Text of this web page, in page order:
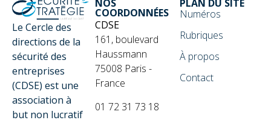
Le Cercle des
directions de la
sécurité des
entreprises
(CDSE) est une
association à
but non lucratif
NOS
COORDONNÉES
CDSE
161, boulevard
Haussmann
75008 Paris -
France
01 72 31 73 18
PLAN DU SITE
Numéros
Rubriques
À propos
Contact